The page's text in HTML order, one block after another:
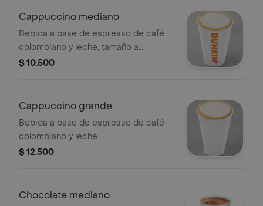
Cappuccino mediano
Bebida a base de espresso de café
colombiano y leche, tamaño a
elección.
$ 10.500
Cappuccino grande
Bebida a base de espresso de café
colombiano y leche.
$ 12.500
Chocolate mediano